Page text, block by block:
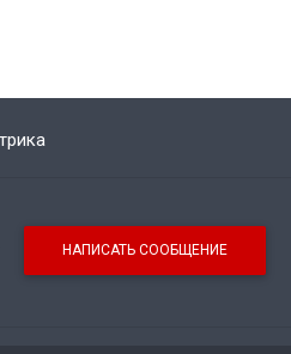
НАПИСАТЬ СООБЩЕНИЕ